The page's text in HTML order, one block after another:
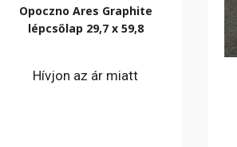
Opoczno Ares Graphite
lépcsőlap 29,7 x 59,8
Hívjon az ár miatt